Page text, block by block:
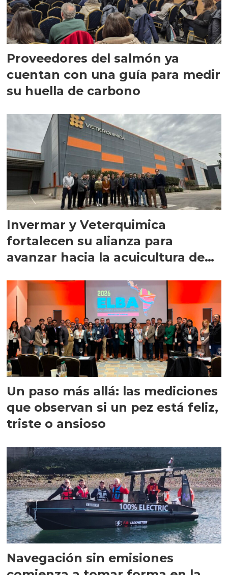
Proveedores del salmón ya
cuentan con una guía para medir
su huella de carbono
Invermar y Veterquimica
fortalecen su alianza para
avanzar hacia la acuicultura de
Un paso más allá: las mediciones
que observan si un pez está feliz,
triste o ansioso
Navegación sin emisiones